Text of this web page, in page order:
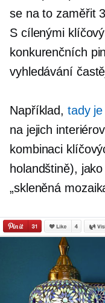
se na to zaměřit
S cílenými
konkurenčních
vyhledávání
Například, tady
na jejich
kombinaci
holandštině),
„skleněná